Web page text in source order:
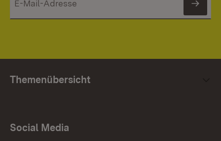
Themenübersicht
Social Media